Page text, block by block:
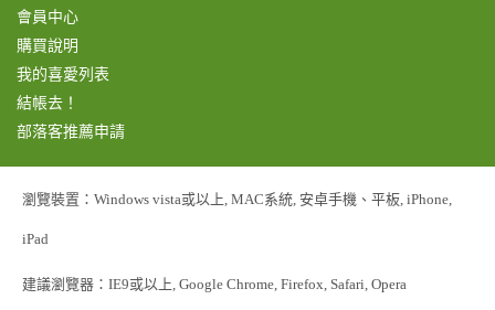
會員中心
購買說明
我的喜愛列表
結帳去！
部落客推薦申請
瀏覽裝置：Windows vista或以上, MAC系統, 安卓手機、平板, iPhone,
iPad
建議瀏覽器：IE9或以上, Google Chrome, Firefox, Safari, Opera